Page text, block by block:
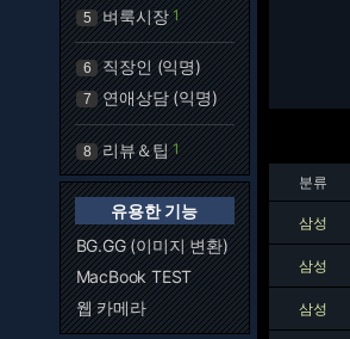
5 벼룩시장 1
6 직장인 (익명)
7 연애상담 (익명)
8 리뷰＆팁 1
유용한 기능
BG.GG (이미지 변환)
MacBook TEST
웹 카메라
분류
삼성
삼성
삼성